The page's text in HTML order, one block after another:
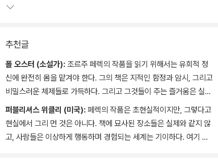
새 만들어내는, 그러나 여명과 함께 희미해져버리는 꿈의 세계를 포
『어렴풋한 부티크』는 페렉이 1968년 5월부터 1972년 8월 사이에
꾸었던 124개의 꿈을 일련의 번호를 매겨 엮은 책으로, 스스로의 내
면을 끈질기게 들여다본 자기 탐구의 결과물이자 미로 같은 작가의
정신세계를 엿볼 수 있는 흥미롭고 귀중한 텍스트이다.
작가가 자신의 꿈을 얼마나 객관적으로 기록했는지는 알 수 없지만,
작중에 이니셜로 등장하는 인물 대부분이 실존했던 페렉의 지인들이
고 지명이나 장소 역시 실제로 페렉이 살았거나 방문했던 곳임을 고
추천글
폴 오스터 (소설가): 조르주 페렉의 작품을 읽기 위해서는 유희적 정
신에 완전히 몸을 맡겨야 한다. 그의 책은 지적인 함정과 암시, 그리고
비밀스러운 체제들로 가득하다. 그리고 그것들이 주는 즐거움은 실로
굉장하다.
퍼블리셔스 위클리 (미국): 페렉의 작품은 초현실적이지만, 그렇다고
현실에서 그리 먼 것은 아니다. 책에 묘사된 장소들은 실제와 같지 않
고, 사람들은 이상하게 행동하며 경험되는 세계는 기이하다. 여기 기